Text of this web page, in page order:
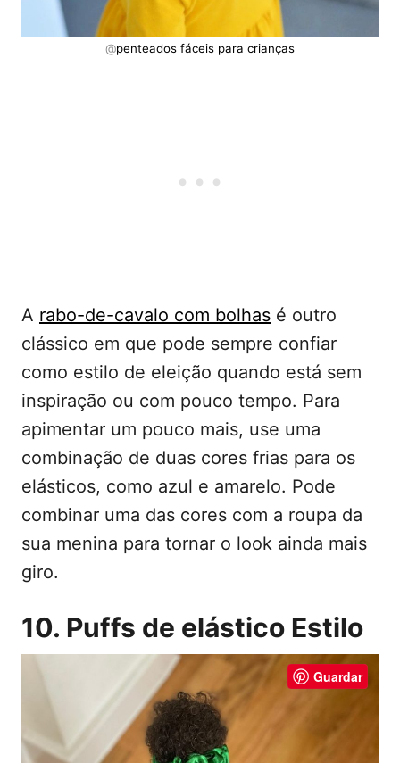
@penteados fáceis para crianças
A rabo-de-cavalo com bolhas é outro
clássico em que pode sempre confiar
como estilo de eleição quando está sem
inspiração ou com pouco tempo. Para
apimentar um pouco mais, use uma
combinação de duas cores frias para os
elásticos, como azul e amarelo. Pode
combinar uma das cores com a roupa da
sua menina para tornar o look ainda mais
giro.
10. Puffs de elástico Estilo
Guardar